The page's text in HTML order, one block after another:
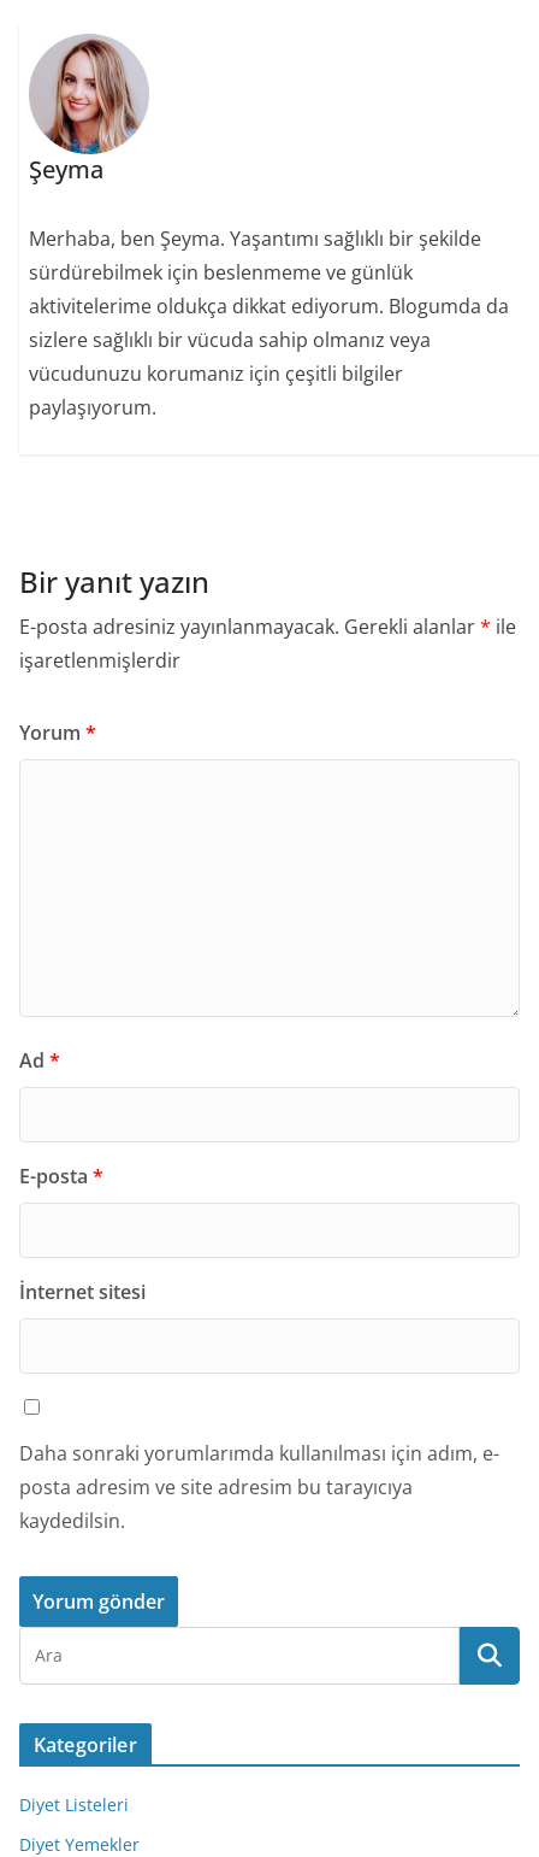
Şeyma
Merhaba, ben Şeyma. Yaşantımı sağlıklı bir şekilde
sürdürebilmek için beslenmeme ve günlük
aktivitelerime oldukça dikkat ediyorum. Blogumda da
sizlere sağlıklı bir vücuda sahip olmanız veya
vücudunuzu korumanız için çeşitli bilgiler
paylaşıyorum.
Bir yanıt yazın
E-posta adresiniz yayınlanmayacak. Gerekli alanlar* ile
işaretlenmişlerdir
Yorum *
Ad *
E-posta *
İnternet sitesi
Daha sonraki yorumlarımda kullanılması için adım, e-
posta adresim ve site adresim bu tarayıcıya
kaydedilsin.
Kategoriler
Diyet Listeleri
Diyet Yemekler